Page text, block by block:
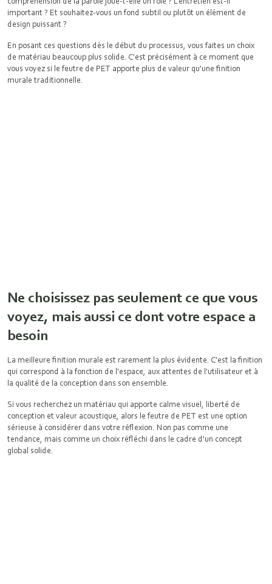
important ? Et souhaitez-vous un fond subtil ou plutôt un élément de
design puissant ?
En posant ces questions dès le début du processus, vous faites un choix
de matériau beaucoup plus solide. C'est précisément à ce moment que
vous voyez si le feutre de PET apporte plus de valeur qu'une finition
murale traditionnelle.
Ne choisissez pas seulement ce que vous
voyez, mais aussi ce dont votre espace a
besoin
La meilleure finition murale est rarement la plus évidente. C'est la finition
qui correspond à la fonction de l'espace, aux attentes de l'utilisateur et à
la qualité de la conception dans son ensemble.
Si vous recherchez un matériau qui apporte calme visuel, liberté de
conception et valeur acoustique, alors le feutre de PET est une option
sérieuse à considérer dans votre réflexion. Non pas comme une
tendance, mais comme un choix réfléchi dans le cadre d'un concept
global solide.